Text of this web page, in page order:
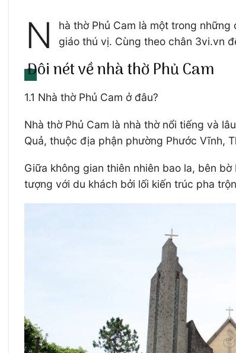
N
hà thờ Phủ Cam là một trong
giáo thú vị. Cùng theo chân 3vi.vn
Đôi nét về nhà thờ Phủ Cam
1.1 Nhà thờ Phủ Cam ở đâu?
Nhà thờ Phủ Cam là nhà thờ nổi tiếng và
Quả, thuộc địa phận phường Phước Vĩnh,
Giữa không gian thiên nhiên bao la, bên
tượng với du khách bởi lối kiến trúc pha